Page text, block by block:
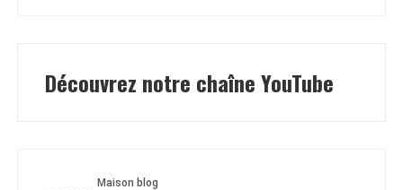
Découvrez notre chaîne YouTube